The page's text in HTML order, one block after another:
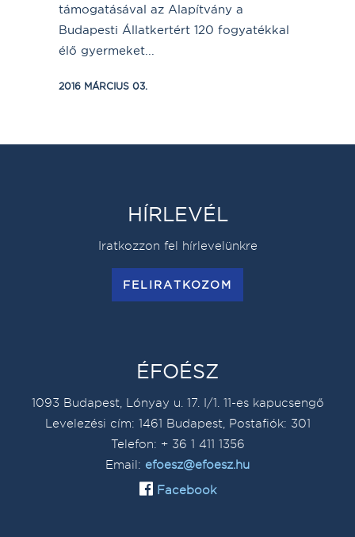
támogatásával az Alapítvány a
Budapesti Állatkertért 120 fogyatékkal
élő gyermeket...
2016 MÁRCIUS 03.
HÍRLEVÉL
Iratkozzon fel hírlevelünkre
FELIRATKOZOM
ÉFOÉSZ
1093 Budapest, Lónyay u. 17. I/1. 11-es kapucsengő
Levelezési cím: 1461 Budapest, Postafiók: 301
Telefon: + 36 1 411 1356
Email: efoesz@efoesz.hu
Facebook